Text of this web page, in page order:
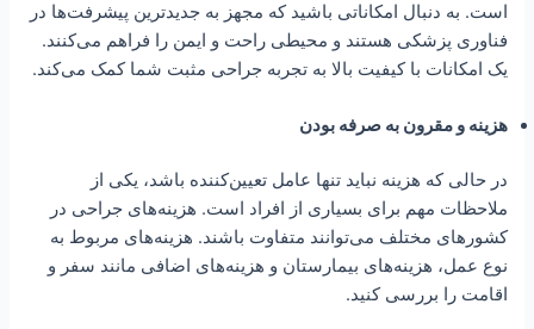
است. به دنبال امکاناتی باشید که مجهز به جدیدترین پیشرفت‌ها در
فناوری پزشکی هستند و محیطی راحت و ایمن را فراهم می‌کنند.
یک امکانات با کیفیت بالا به تجربه جراحی مثبت شما کمک می‌کند.
هزینه و مقرون به صرفه بودن
در حالی که هزینه نباید تنها عامل تعیین‌کننده باشد، یکی از
ملاحظات مهم برای بسیاری از افراد است. هزینه‌های جراحی در
کشورهای مختلف می‌توانند متفاوت باشند. هزینه‌های مربوط به
نوع عمل، هزینه‌های بیمارستان و هزینه‌های اضافی مانند سفر و
اقامت را بررسی کنید.